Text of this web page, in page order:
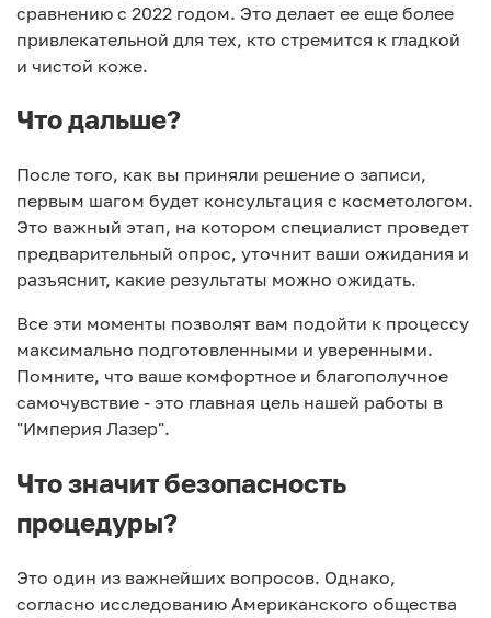
сравнению с 2022 годом. Это делает ее еще более
привлекательной для тех, кто стремится к гладкой
и чистой коже.
Что дальше?
После того, как вы приняли решение о записи,
первым шагом будет консультация с косметологом.
Это важный этап, на котором специалист проведет
предварительный опрос, уточнит ваши ожидания и
разъяснит, какие результаты можно ожидать.
Все эти моменты позволят вам подойти к процессу
максимально подготовленными и уверенными.
Помните, что ваше комфортное и благополучное
самочувствие - это главная цель нашей работы в
"Империя Лазер".
Что значит безопасность
процедуры?
Это один из важнейших вопросов. Однако,
согласно исследованию Американского общества